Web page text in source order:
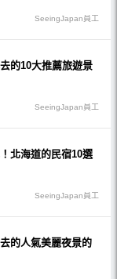
SeeingJapan員工
的10大推薦旅遊景
SeeingJapan員工
北海道的民宿10選
SeeingJapan員工
的人氣美麗夜景的